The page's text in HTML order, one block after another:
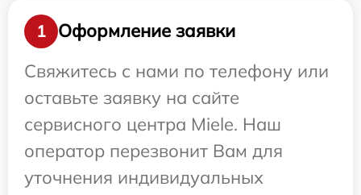
1
Оформление заявки
Свяжитесь с нами по телефону или
оставьте заявку на сайте
сервисного центра Miele. Наш
оператор перезвонит Вам для
уточнения индивидуальных